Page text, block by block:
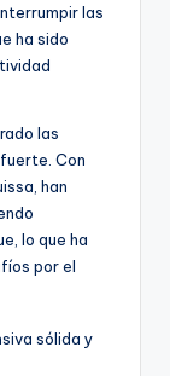
las
ha sido
las
Con
han
lo que ha
por el
sólida y